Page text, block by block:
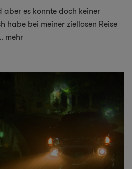
aber es konnte doch keiner
habe bei meiner ziellosen Reise
mehr